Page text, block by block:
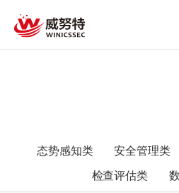
态势感知类 安全管理类
检查评估类